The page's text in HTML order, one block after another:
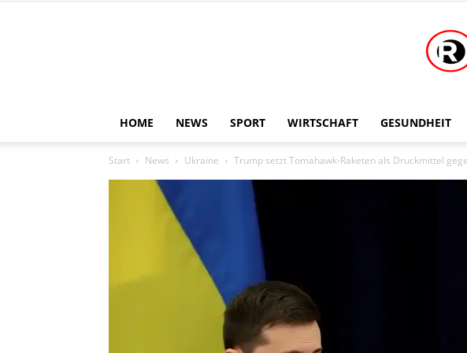
HOME NEWS SPORT WIRTSCHAFT GESUNDHEIT
Start News Ukraine Trump setzt Tomahawk-Raketen als Druckmittel